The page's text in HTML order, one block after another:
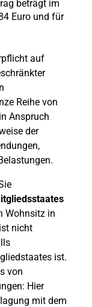
beträgt im
Euro und für
auf
Reihe von
Anspruch
der
Wohnsitz in
nicht
ist.
von
Hier
mit dem